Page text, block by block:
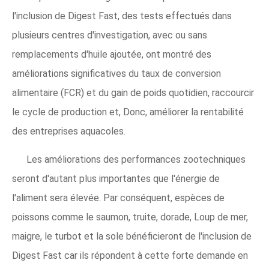
l'inclusion de Digest Fast, des tests effectués dans
plusieurs centres d'investigation, avec ou sans
remplacements d'huile ajoutée, ont montré des
améliorations significatives du taux de conversion
alimentaire (FCR) et du gain de poids quotidien, raccourcir
le cycle de production et, Donc, améliorer la rentabilité
des entreprises aquacoles.
Les améliorations des performances zootechniques
seront d'autant plus importantes que l'énergie de
l'aliment sera élevée. Par conséquent, espèces de
poissons comme le saumon, truite, dorade, Loup de mer,
maigre, le turbot et la sole bénéficieront de l'inclusion de
Digest Fast car ils répondent à cette forte demande en